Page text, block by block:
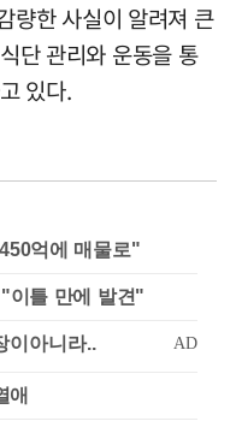
량한 사실이 알려져 큰
단 관리와 운동을 통
있다.
억에 매물로"
이틀 만에 발견"
애